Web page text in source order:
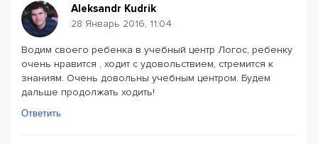
Aleksandr Kudrik
28 Январь 2016, 11:04
Водим своего ребенка в учебный центр Логос, ребенку
очень нравится , ходит с удовольствием, стремится к
знаниям. Очень довольны учебным центром. Будем
дальше продолжать ходить!
Ответить